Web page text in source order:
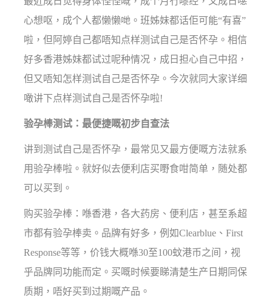
心想呕，成个人都懒懒哋。班姊妹都话佢可能“有喜”
啦，但阿婷自己都唔知点样测试自己是否怀孕。相信
好多香港姊妹都试过呢种情况，成日担心自己中招，
但又唔知怎样测试自己是否怀孕。今次就同大家详细
噉讲下点样测试自己是否怀孕啦!
验孕棒测试：最便捷嘅初步自查法
讲到测试自己是否怀孕，最常见又最方便嘅方法就系
用验孕棒啦。就好似去便利店买嘢食咁简单，随处都
可以买到。
购买验孕棒：喺香港，各大药房、便利店，甚至系超
市都有验孕棒卖。品牌有好多，例如Clearblue、First
Response等等，价钱大概喺30至100蚊港币之间，视
乎品牌同功能而定。买嘅时候要睇清楚生产日期同保
质期，唔好买到过期嘅产品。